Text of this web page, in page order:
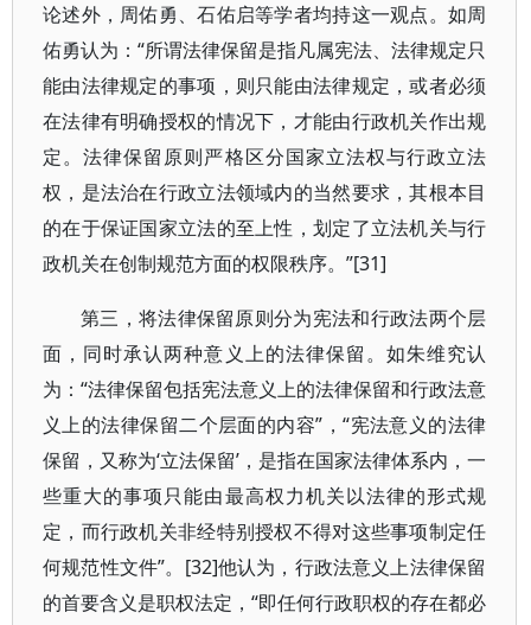
论述外，周佑勇、石佑启等学者均持这一观点。如周
佑勇认为：“所谓法律保留是指凡属宪法、法律规定只
能由法律规定的事项，则只能由法律规定，或者必须
在法律有明确授权的情况下，才能由行政机关作出规
定。法律保留原则严格区分国家立法权与行政立法
权，是法治在行政立法领域内的当然要求，其根本目
的在于保证国家立法的至上性，划定了立法机关与行
政机关在创制规范方面的权限秩序。”[31]
第三，将法律保留原则分为宪法和行政法两个层
面，同时承认两种意义上的法律保留。如朱维究认
为：“法律保留包括宪法意义上的法律保留和行政法意
义上的法律保留二个层面的内容”，“宪法意义的法律
保留，又称为‘立法保留’，是指在国家法律体系内，一
些重大的事项只能由最高权力机关以法律的形式规
定，而行政机关非经特别授权不得对这些事项制定任
何规范性文件”。[32]他认为，行政法意义上法律保留
的首要含义是职权法定，“即任何行政职权的存在都必